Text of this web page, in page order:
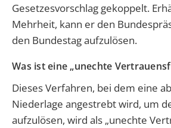
Gesetzesvorschlag gekoppelt.
Mehrheit, kann er den
den Bundestag aufzulösen.
Was ist eine „unechte
Dieses Verfahren, bei dem eine
Niederlage angestrebt wird, um
aufzulösen, wird als „unechte